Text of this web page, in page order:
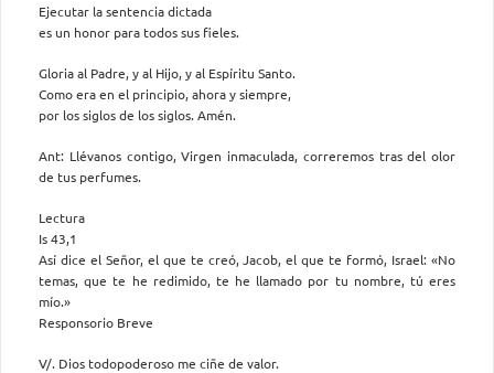
Ejecutar la sentencia dictada
es un honor para todos sus fieles.
Gloria al Padre, y al Hijo, y al Espíritu Santo.
Como era en el principio, ahora y siempre,
por los siglos de los siglos. Amén.
Ant: Llévanos contigo, Virgen inmaculada, correremos tras del olor
de tus perfumes.
Lectura
Is 43,1
Así dice el Señor, el que te creó, Jacob, el que te formó, Israel: «No
temas, que te he redimido, te he llamado por tu nombre, tú eres
mío.»
Responsorio Breve
V/. Dios todopoderoso me ciñe de valor.